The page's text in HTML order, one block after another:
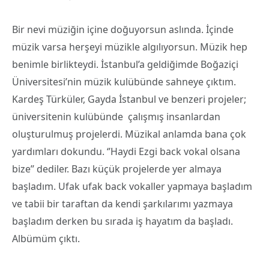
Bir nevi müziğin içine doğuyorsun aslında. İçinde
müzik varsa herşeyi müzikle algılıyorsun. Müzik hep
benimle birlikteydi. İstanbul’a geldiğimde Boğaziçi
Üniversitesi’nin müzik kulübünde sahneye çıktım.
Kardeş Türküler, Gayda İstanbul ve benzeri projeler;
üniversitenin kulübünde çalışmış insanlardan
oluşturulmuş projelerdi. Müzikal anlamda bana çok
yardımları dokundu. ‘’Haydi Ezgi back vokal olsana
bize’’ dediler. Bazı küçük projelerde yer almaya
başladım. Ufak ufak back vokaller yapmaya başladım
ve tabii bir taraftan da kendi şarkılarımı yazmaya
başladım derken bu sırada iş hayatım da başladı.
Albümüm çıktı.